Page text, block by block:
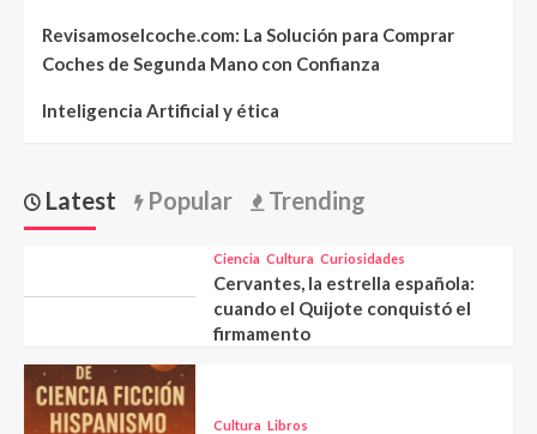
Revisamoselcoche.com: La Solución para Comprar
Coches de Segunda Mano con Confianza
Inteligencia Artificial y ética
Latest Popular Trending
Ciencia Cultura Curiosidades
Cervantes, la estrella española:
cuando el Quijote conquistó el
firmamento
Cultura Libros